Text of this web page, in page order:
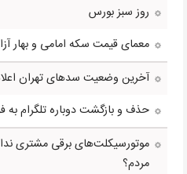
روز سبز بورس
معمای قیمت سکه امامی و بهار
آخرین وضعیت سدهای تهران
حذف و بازگشت دوباره تلگرام به
موتورسیکلت‌های برقی مشتری
مردم؟